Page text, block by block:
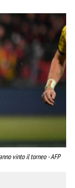
vinto il torneo - AFP